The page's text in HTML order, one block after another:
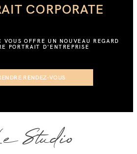
CORPORATE
VOUS OFFRE UN NOUVEAU REGARD
PORTRAIT D'ENTREPRISE
RENDEZ-VOUS
Studio